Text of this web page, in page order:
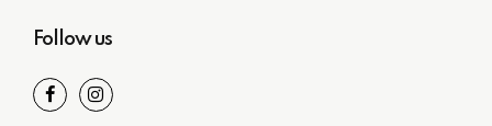
Follow us